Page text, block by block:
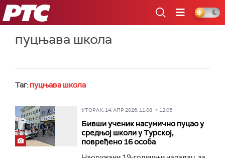
РТС
пуцњава школа
Таг: пуцњава школа
УТОРАК, 14. АПР 2026, 11:08 -> 12:05
Бивши ученик насумично пуцао у
средњој школи у Турској,
повређено 16 особа